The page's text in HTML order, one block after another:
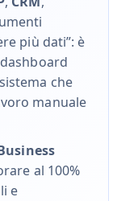
più dati”: è
che
manuale
al 100%
e